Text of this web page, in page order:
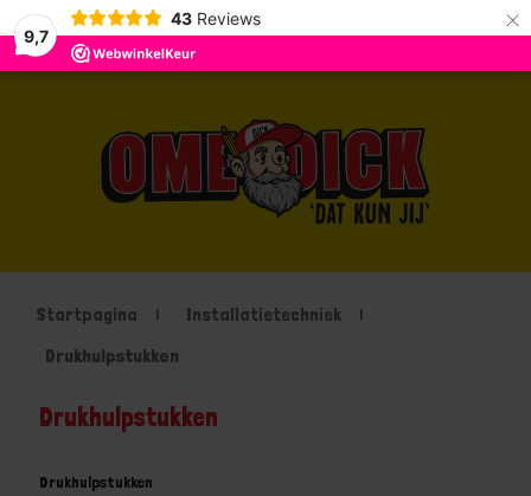
9,7
43 Reviews ×
Startpagina
Installatietechniek
Drukhulpstukken
Drukhulpstukken
Drukhulpstukken